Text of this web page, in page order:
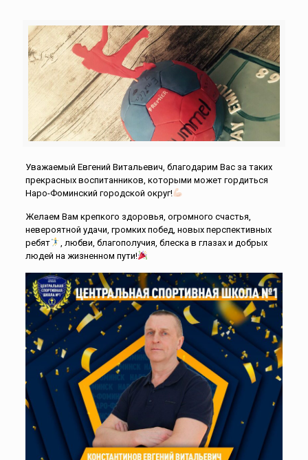
Уважаемый Евгений Витальевич, благодарим Вас за таких
прекрасных воспитанников, которыми может гордиться
Наро-Фоминский городской округ!
Желаем Вам крепкого здоровья, огромного счастья,
невероятной удачи, громких побед, новых перспективных
ребят
, любви, благополучия, блеска в глазах и добрых
людей на жизненном пути!